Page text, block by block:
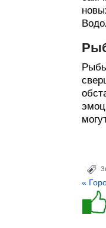
«